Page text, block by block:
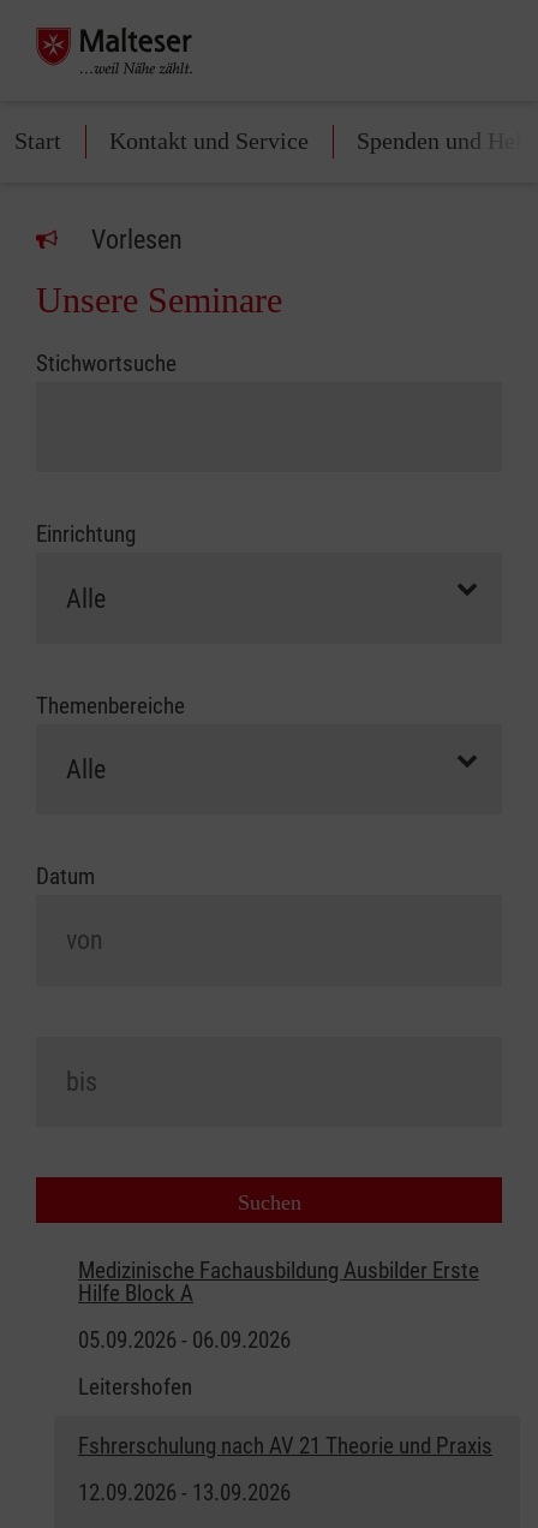
Start Kontakt und Service Spenden und
Vorlesen
Unsere Seminare
Stichwortsuche
Einrichtung
Themenbereiche
Datum
Medizinische Fachausbildung Ausbilder Erste
Hilfe Block A
05.09.2026 - 06.09.2026
Leitershofen
Fshrerschulung nach AV 21 Theorie und Praxis
12.09.2026 - 13.09.2026